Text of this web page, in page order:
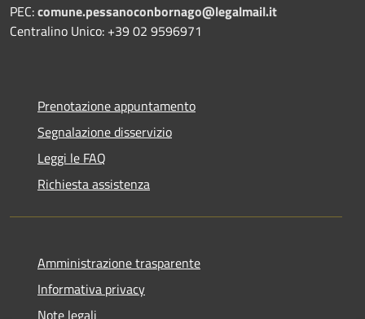
PEC:comune.pessanoconbornago@legalmail.it
Centralino Unico: +39 02 9596971
Prenotazione appuntamento
Segnalazione disservizio
Leggi le FAQ
Richiesta assistenza
Amministrazione trasparente
Informativa privacy
Note legali